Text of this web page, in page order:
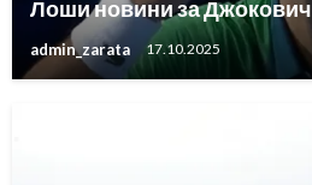
Лоши новини за Джокович
admin_zarata 17.10.2025